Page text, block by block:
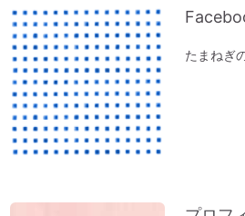
体調の悪い方にオススメ
（動画）」
『限りある時間の使い方
で思うこと
ペットヒーリング（お散
んがいるとフリーズする
神社のヒーリング（浄化
たまねぎ